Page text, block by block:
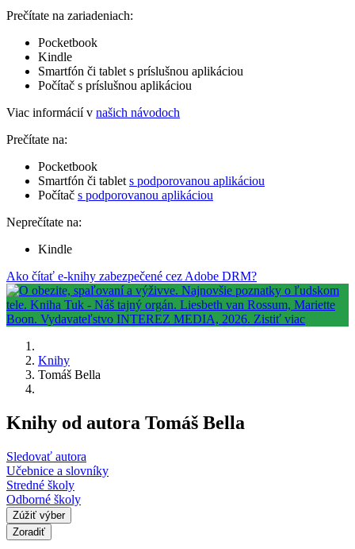
Prečítate na zariadeniach:
Pocketbook
Kindle
Smartfón či tablet s príslušnou aplikáciou
Počítač s príslušnou aplikáciou
Viac informácií v našich návodoch
Prečítate na:
Pocketbook
Smartfón či tablet s podporovanou aplikáciou
Počítač s podporovanou aplikáciou
Neprečítate na:
Kindle
Ako čítať e-knihy zabezpečené cez Adobe DRM?
Knihy
Tomáš Bella
Knihy od autora Tomáš Bella
Sledovať autora
Učebnice a slovníky
Stredné školy
Odborné školy
Zúžiť výber
Zoradiť